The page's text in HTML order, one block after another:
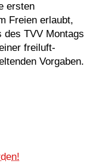
ersten
Freien erlaubt,
des TVV Montags
freiluft-
Vorgaben.